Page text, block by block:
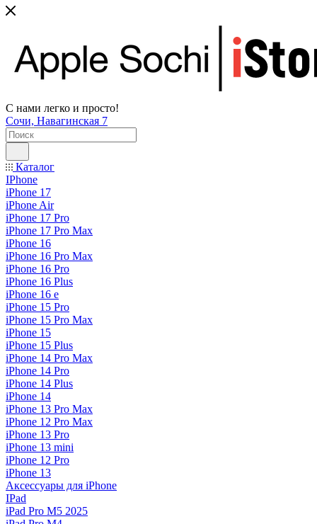
С нами легко и просто!
Сочи, Навагинская 7
Каталог
IPhone
iPhone 17
iPhone Air
iPhone 17 Pro
iPhone 17 Pro Max
iPhone 16
iPhone 16 Pro Max
iPhone 16 Pro
iPhone 16 Plus
iPhone 16 e
iPhone 15 Pro
iPhone 15 Pro Max
iPhone 15
iPhone 15 Plus
iPhone 14 Pro Max
iPhone 14 Pro
iPhone 14 Plus
iPhone 14
iPhone 13 Pro Max
iPhone 12 Pro Max
iPhone 13 Pro
iPhone 13 mini
iPhone 12 Pro
iPhone 13
Аксессуары для iPhone
IPad
iPad Pro M5 2025